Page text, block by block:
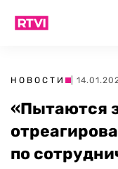
НОВОСТИ |
«Пытаются
по